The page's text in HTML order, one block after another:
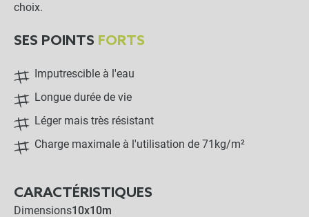
choix.
SES POINTS FORTS
Imputrescible à l'eau
Longue durée de vie
Léger mais très résistant
Charge maximale à l'utilisation de 71kg/m²
CARACTÉRISTIQUES
Dimensions10x10m